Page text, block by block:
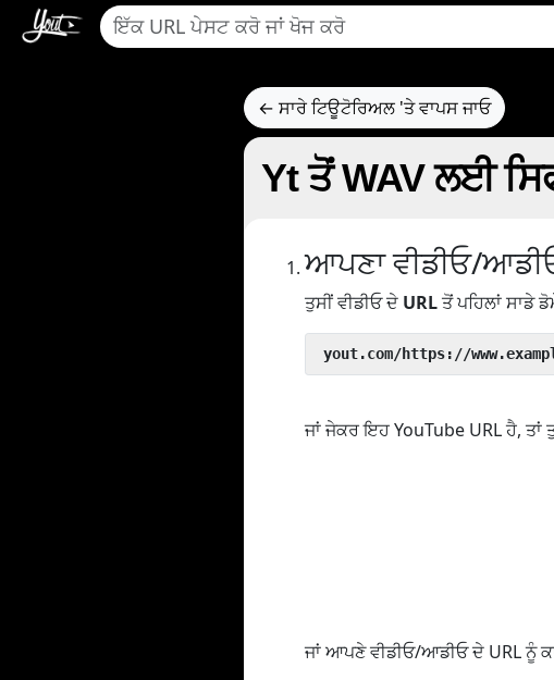
← ਸਾਰੇ ਟਿਊਟੋਰਿਅਲ 'ਤੇ ਵਾਪਸ ਜਾਓ
Yt ਤੋਂ WAV ਲਈ
ਆਪਣਾ ਵੀਡੀਓ/
ਤੁਸੀਂ ਵੀਡੀਓ ਦੇ URLਤੋਂ ਪਹਿਲਾਂ ਸਾਡੇ
yout.com/https://
ਜਾਂ ਜੇਕਰ ਇਹ YouTube URL ਹੈ, ਤਾਂ
ਜਾਂ ਆਪਣੇ ਵੀਡੀਓ/ਆਡੀਓ ਦੇ URL ਨੂੰ